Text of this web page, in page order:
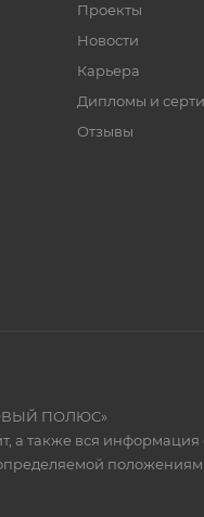
Проекты
Новости
Карьера
Дипломы и
Отзывы
ПОЛЮС»
а также вся